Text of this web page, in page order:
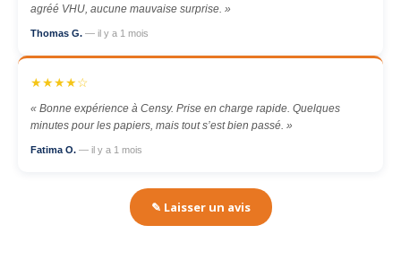
agréé VHU, aucune mauvaise surprise. »
Thomas G. — il y a 1 mois
★★★★☆
« Bonne expérience à Censy. Prise en charge rapide. Quelques
minutes pour les papiers, mais tout s’est bien passé. »
Fatima O. — il y a 1 mois
✎ Laisser un avis